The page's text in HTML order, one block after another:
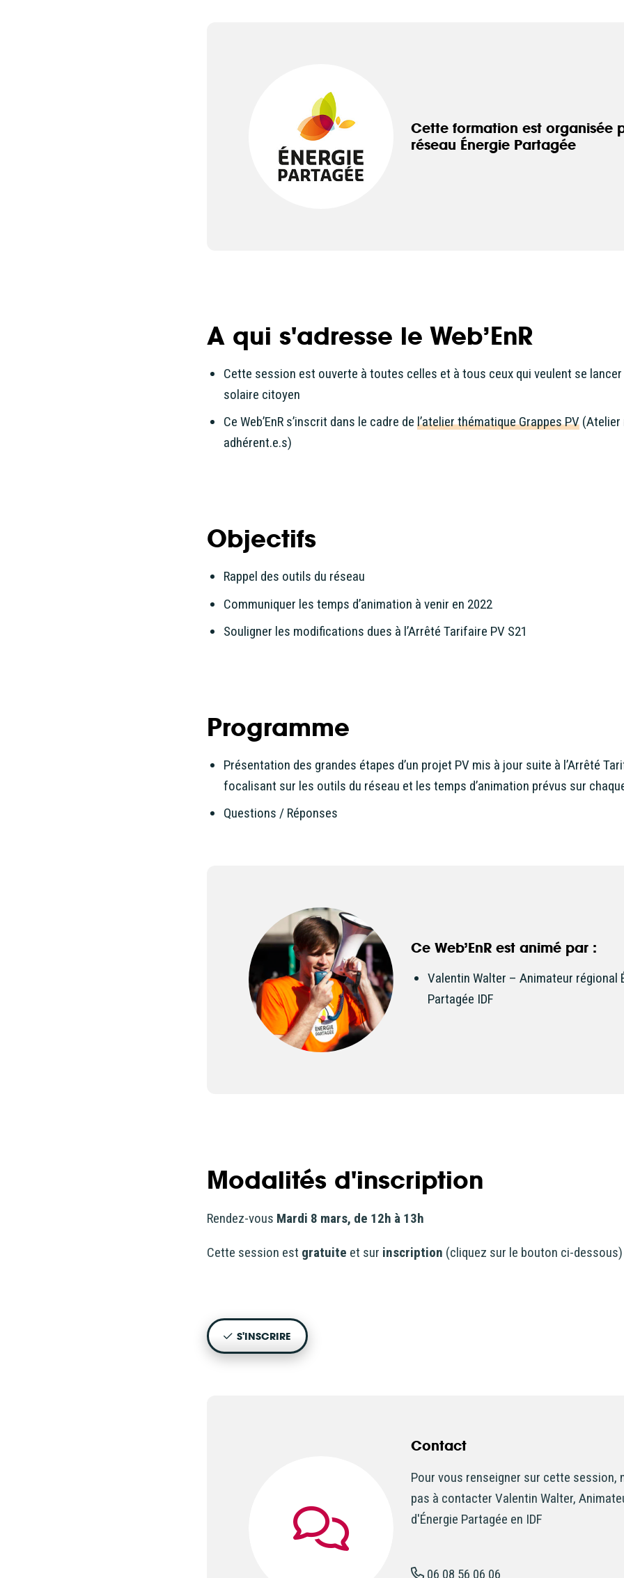
Cette formation est organisée
réseau Énergie Partagée
A qui s'adresse le Web’EnR
Cette session est ouverte à toutes celles et à tous ceux qui veulent se
solaire citoyen
Ce Web’EnR s’inscrit dans le cadre de l’atelier thématique Grappes PV (Atelier
adhérent.e.s)
Objectifs
Rappel des outils du réseau
Communiquer les temps d’animation à venir en 2022
Souligner les modifications dues à l’Arrêté Tarifaire PV S21
Programme
Présentation des grandes étapes d’un projet PV mis à jour suite à l’Arrêté
focalisant sur les outils du réseau et les temps d’animation prévus sur
Questions / Réponses
Ce Web’EnR est animé par :
Valentin Walter – Animateur régional
Partagée IDF
Modalités d'inscription
Rendez-vous Mardi 8 mars, de 12h à 13h
Cette session est gratuite et sur inscription (cliquez sur le bouton ci-dessous)
S'INSCRIRE
Contact
Pour vous renseigner sur cette session,
pas à contacter Valentin Walter,
d'Énergie Partagée en IDF
06 08 56 06 06
du capital investi. Pour bien appréhender ces risques et le modèle
d’Énergie Partagée, nous vous invitons à consulter ledocument
synthétique (DIS).
NB : si vous souscrivez en tant que personne morale (société, …), votre